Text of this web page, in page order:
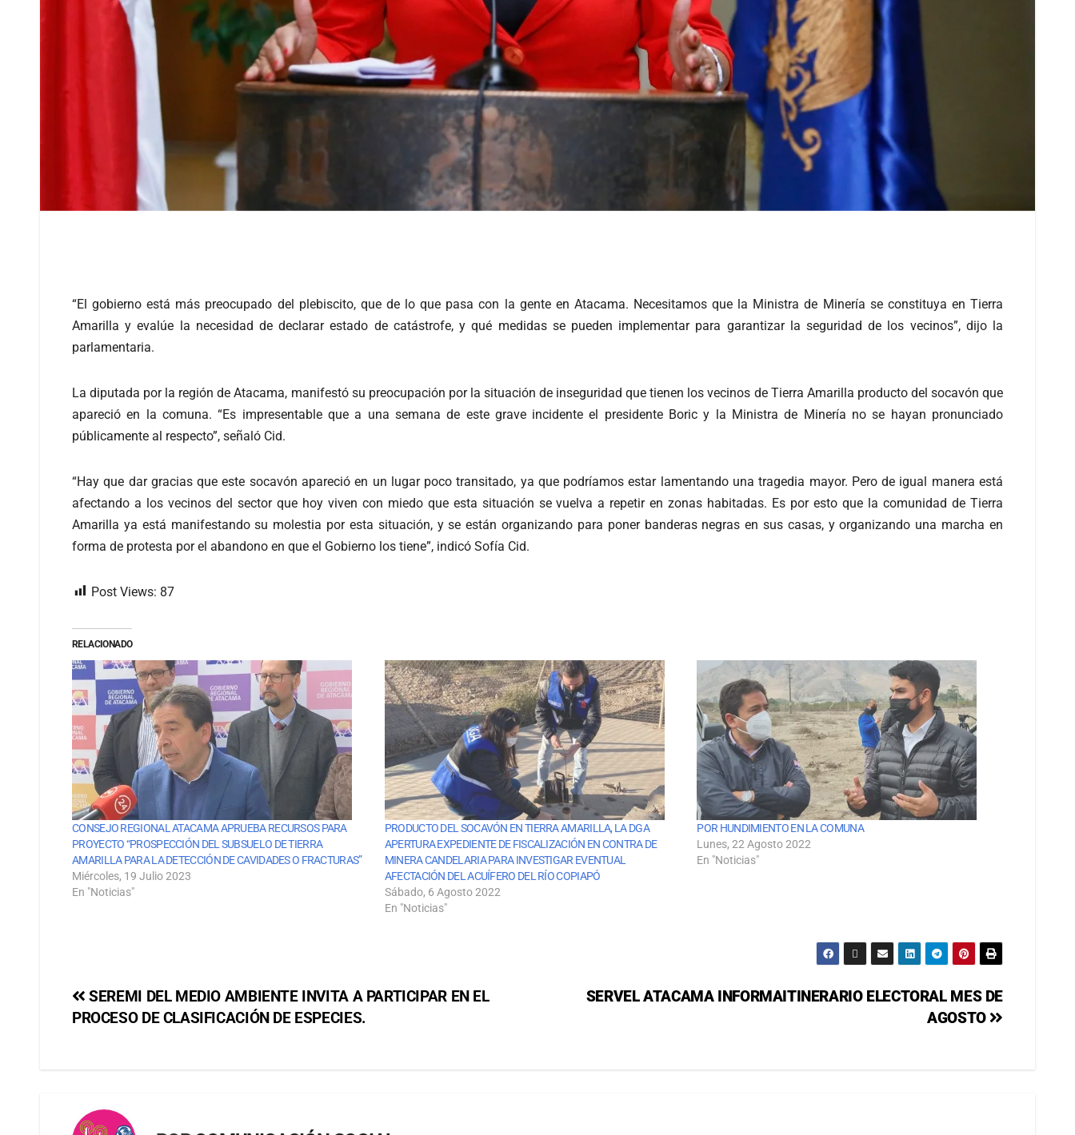
“El gobierno está más preocupado del plebiscito, que de lo que pasa con la gente en Atacama. Necesitamos que la Ministra de Minería se constituya en Tierra
Amarilla y evalúe la necesidad de declarar estado de catástrofe, y qué medidas se pueden implementar para garantizar la seguridad de los vecinos”, dijo la
parlamentaria.
La diputada por la región de Atacama, manifestó su preocupación por la situación de inseguridad que tienen los vecinos de Tierra Amarilla producto del socavón que
apareció en la comuna. “Es impresentable que a una semana de este grave incidente el presidente Boric y la Ministra de Minería no se hayan pronunciado
públicamente al respecto”, señaló Cid.
“Hay que dar gracias que este socavón apareció en un lugar poco transitado, ya que podríamos estar lamentando una tragedia mayor. Pero de igual manera está
afectando a los vecinos del sector que hoy viven con miedo que esta situación se vuelva a repetir en zonas habitadas. Es por esto que la comunidad de Tierra
Amarilla ya está manifestando su molestia por esta situación, y se están organizando para poner banderas negras en sus casas, y organizando una marcha en
forma de protesta por el abandono en que el Gobierno los tiene”, indicó Sofía Cid.
Post Views: 87
RELACIONADO
CONSEJO REGIONAL ATACAMA APRUEBA RECURSOS PARA
PROYECTO “PROSPECCIÓN DEL SUBSUELO DE TIERRA
AMARILLA PARA LA DETECCIÓN DE CAVIDADES O FRACTURAS”
Miércoles, 19 Julio 2023
En "Noticias"
PRODUCTO DEL SOCAVÓN EN TIERRA AMARILLA, LA DGA
APERTURA EXPEDIENTE DE FISCALIZACIÓN EN CONTRA DE
MINERA CANDELARIA PARA INVESTIGAR EVENTUAL
AFECTACIÓN DEL ACUÍFERO DEL RÍO COPIAPÓ
Sábado, 6 Agosto 2022
En "Noticias"
POR HUNDIMIENTO EN LA COMUNA
Lunes, 22 Agosto 2022
En "Noticias"
SERVEL ATACAMA INFORMAITINERARIO ELECTORAL MES DE
AGOSTO
SEREMI DEL MEDIO AMBIENTE INVITA A PARTICIPAR EN EL
PROCESO DE CLASIFICACIÓN DE ESPECIES.